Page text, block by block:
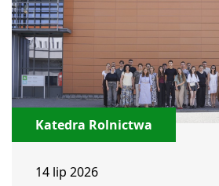
Katedra Rolnictwa
14 lip 2026